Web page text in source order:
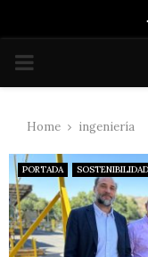
PRIMARY
Home ingeniería
PORTADA SOSTENIBILIDAD